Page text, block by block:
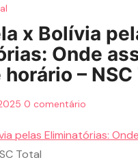
x Bolívia
Onde
–
0 comentário
pelas Eliminatórias:
Total